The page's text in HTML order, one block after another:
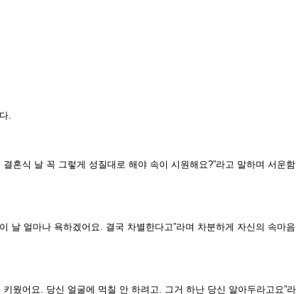
.
혼식 날 꼭 그렇게 성질대로 해야 속이 시원해요?”라고 말하며 서운함
날 얼마나 욕하겠어요. 결국 차별한다고”라며 차분하게 자신의 속마음
웠어요. 당신 얼굴에 먹칠 안 하려고. 그거 하난 당신 알아두라고요”라